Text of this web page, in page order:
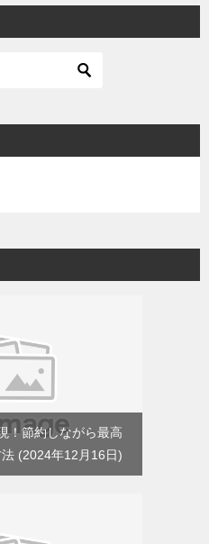
！節約しながら最高
2024年12月16日